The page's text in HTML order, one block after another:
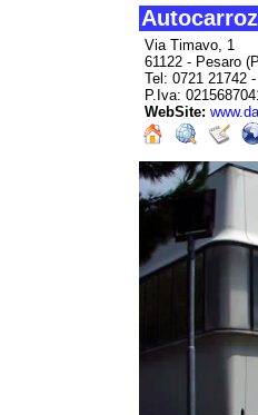
Via Timavo, 1
61122 - Pesaro
Tel: 0721 21742
P.Iva:
WebSite: